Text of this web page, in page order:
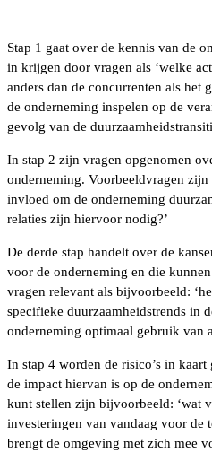
Stap 1 gaat over de kennis van de
in krijgen door vragen als ‘welke
anders dan de concurrenten als het
de onderneming inspelen op de
gevolg van de
In stap 2 zijn vragen opgenomen
onderneming. Voorbeeldvragen
invloed om de onderneming
relaties zijn hiervoor nodig?’
De derde stap handelt over de
voor de onderneming en die
vragen relevant als bijvoorbeeld:
specifieke duurzaamheidstrends in
onderneming optimaal gebruik van
In stap 4 worden de risico’s in
de impact hiervan is op de
kunt stellen zijn bijvoorbeeld: ‘wat
investeringen van vandaag voor de
brengt de omgeving met zich mee